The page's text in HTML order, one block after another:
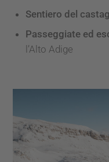
Sentiero del
Passeggiate ed
l’Alto Adige